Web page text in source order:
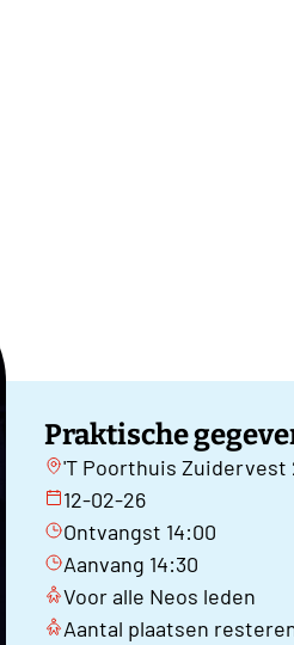
Praktische
'T Poorthuis Zuidervest
12-02-26
Ontvangst 14:00
Aanvang 14:30
Voor alle Neos leden
Aantal plaatsen